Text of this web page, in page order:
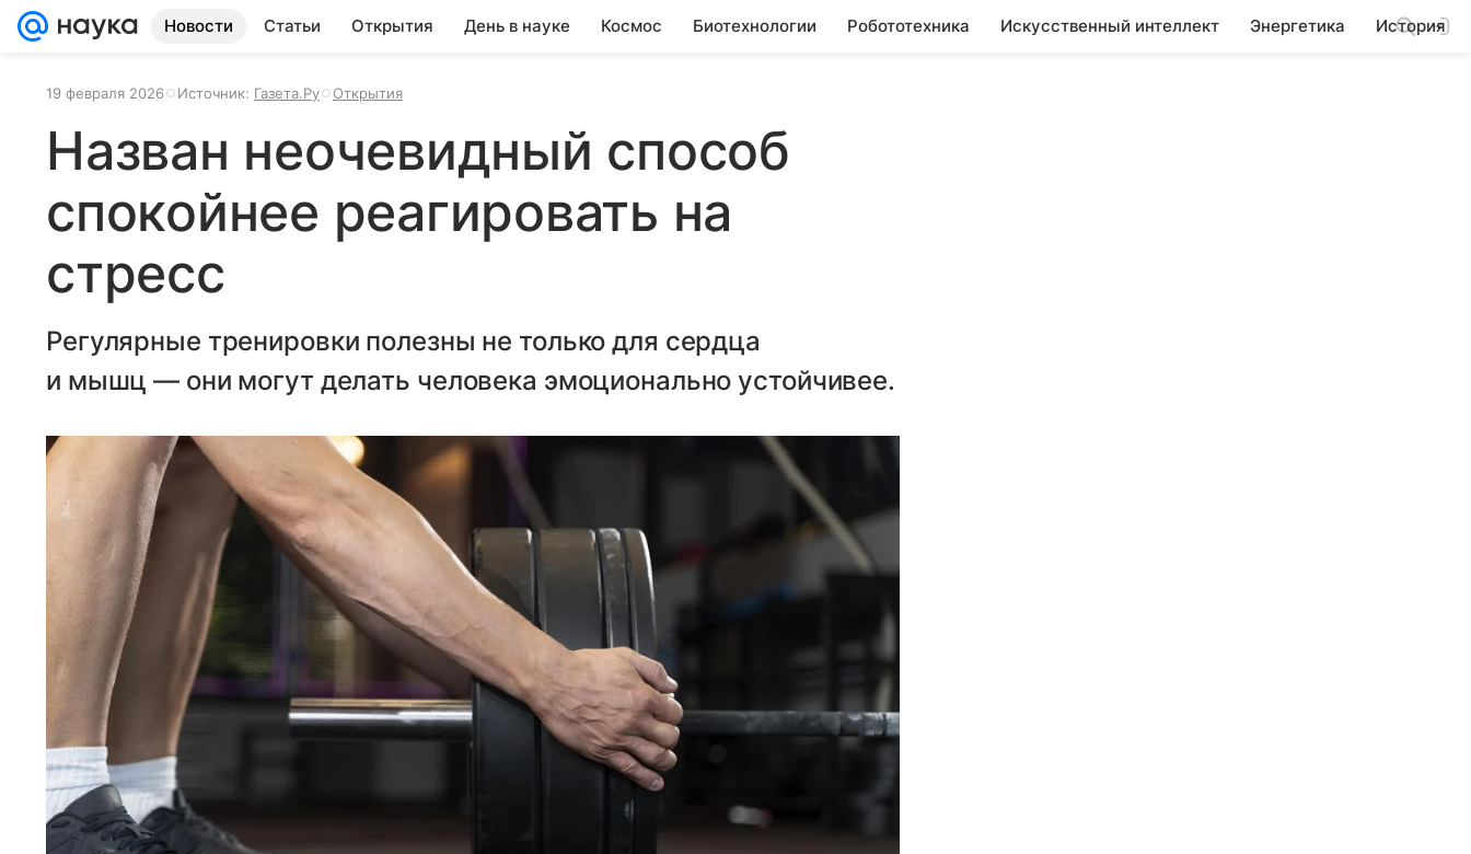
Новости Статьи Открытия День в науке Космос Биотехнологии Робототехника Искусственный интеллект Энергетика История
19 февраля 2026 Источник: Газета.Ру Открытия
Назван неочевидный способ
спокойнее реагировать на
стресс
Регулярные тренировки полезны не только для сердца
и мышц — они могут делать человека эмоционально устойчивее.